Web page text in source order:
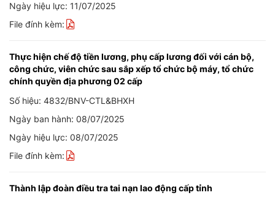
Ngày hiệu lực: 11/07/2025
File đính kèm:
Thực hiện chế độ tiền lương, phụ cấp lương đối với cán bộ,
công chức, viên chức sau sắp xếp tổ chức bộ máy, tổ chức
chính quyền địa phương 02 cấp
Số hiệu: 4832/BNV-CTL&BHXH
Ngày ban hành: 08/07/2025
Ngày hiệu lực: 08/07/2025
File đính kèm:
Thành lập đoàn điều tra tai nạn lao động cấp tỉnh